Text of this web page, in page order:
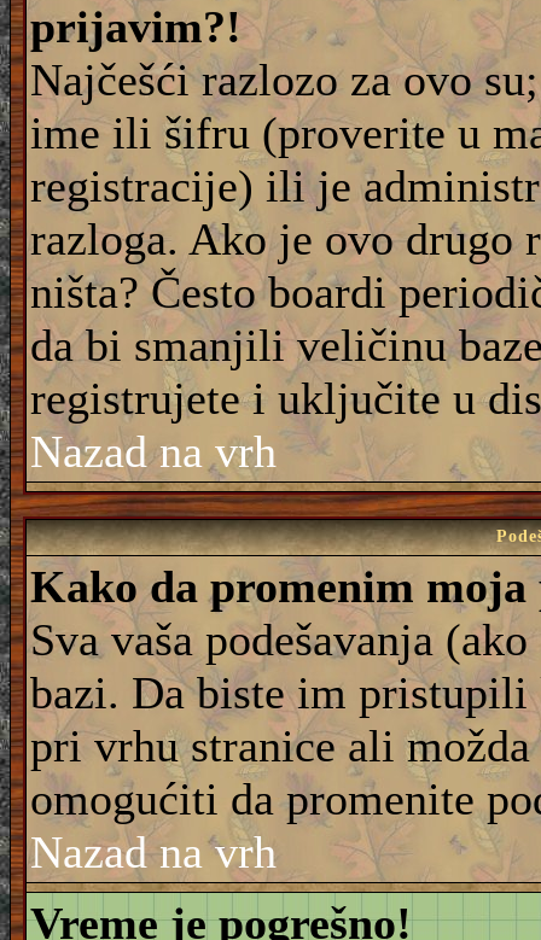
prijavim?!
Najčešći razlozo za ovo
ime ili šifru (proverite u
registracije) ili je
razloga. Ako je ovo drugo
ništa? Često boardi
da bi smanjili veličinu
registrujete i uključite u
Nazad na vrh
Kako da promenim moja
Sva vaša podešavanja
bazi. Da biste im
pri vrhu stranice ali
omogućiti da promenite
Nazad na vrh
Vreme je pogrešno!